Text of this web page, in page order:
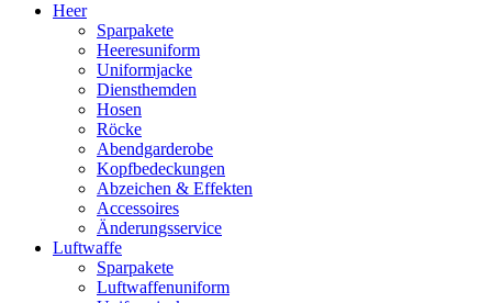
Heer
Sparpakete
Heeresuniform
Uniformjacke
Diensthemden
Hosen
Röcke
Abendgarderobe
Kopfbedeckungen
Abzeichen & Effekten
Accessoires
Änderungsservice
Luftwaffe
Sparpakete
Luftwaffenuniform